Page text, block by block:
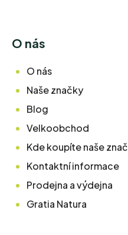
O nás
O nás
Naše značky
Blog
Velkoobchod
Kde koupíte naše
Kontaktní informace
Prodejna a výdejna
Gratia Natura